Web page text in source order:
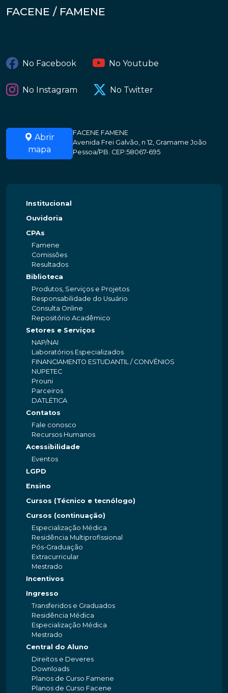
FACENE / FAMENE
No Facebook No Youtube
No Instagram No Twitter
Abrir
mapa
FACENE FAMENE
Avenida Frei Galvão, n 12, Gramame João
Pessoa/PB. CEP:58067-695
Institucional
Ouvidoria
CPAs
Famene
Comissões
Resultados
Biblioteca
Produtos, Serviços e Projetos
Responsabilidade do Usuário
Consulta Online
Repositório Acadêmico
Setores e Serviços
NAP/NAI
Laboratórios Especializados
FINANCIAMENTO ESTUDANTIL / CONVÊNIOS
NUPETEC
Prouni
Parceiros
DATLÉTICA
Contatos
Fale conosco
Recursos Humanos
Acessibilidade
Eventos
LGPD
Ensino
Cursos (Técnico e tecnólogo)
Cursos (continuação)
Especialização Médica
Residência Multiprofissional
Pós-Graduação
Extracurricular
Mestrado
Incentivos
Ingresso
Transferidos e Graduados
Residência Médica
Especialização Médica
Mestrado
Central do Aluno
Direitos e Deveres
Downloads
Planos de Curso Famene
Planos de Curso Facene